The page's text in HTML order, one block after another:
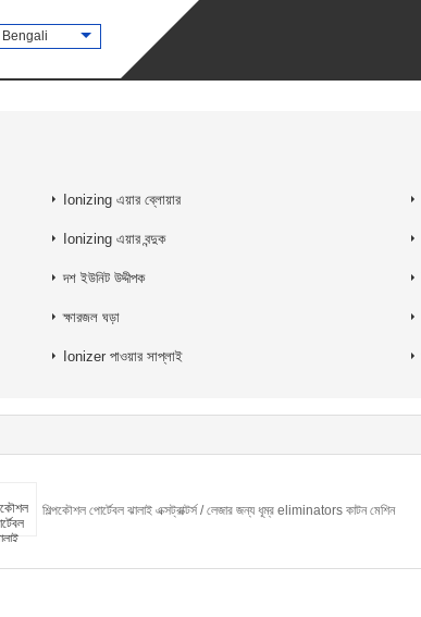
Bengali
Ionizing এয়ার ব্লোয়ার
Ionizing এয়ার বন্দুক
দশ ইউনিট উদ্দীপক
ক্ষারজল ঘড়া
Ionizer পাওয়ার সাপ্লাই
শিল্পকৌশল পোর্টেবল ঝালাই এক্সট্রাক্টর্স / লেজার জন্য ধূম্র eliminators কাটন মেশিন